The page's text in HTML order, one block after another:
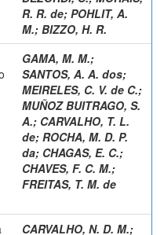
R. R. de; POHLIT, A.
M.; BIZZO, H. R.
GAMA, M. M.;
SANTOS, A. A. dos;
MEIRELES, C. V. de C.;
MUÑOZ BUITRAGO, S.
A.; CARVALHO, T. L.
de; ROCHA, M. D. P.
da; CHAGAS, E. C.;
CHAVES, F. C. M.;
FREITAS, T. M. de
CARVALHO, N. D. M.;